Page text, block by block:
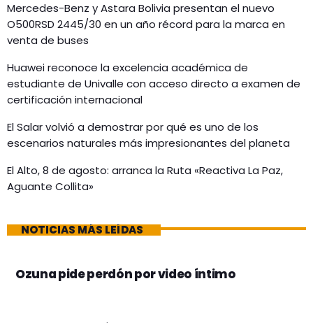
Mercedes-Benz y Astara Bolivia presentan el nuevo
O500RSD 2445/30 en un año récord para la marca en
venta de buses
Huawei reconoce la excelencia académica de
estudiante de Univalle con acceso directo a examen de
certificación internacional
El Salar volvió a demostrar por qué es uno de los
escenarios naturales más impresionantes del planeta
El Alto, 8 de agosto: arranca la Ruta «Reactiva La Paz,
Aguante Collita»
NOTICIAS MÁS LEÍDAS
Ozuna pide perdón por video íntimo